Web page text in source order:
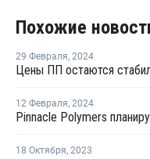
Похожие
29 Февраля, 2024
Цены ПП остаются
12 Февраля, 2024
Pinnacle Polymers
18 Октября, 2023